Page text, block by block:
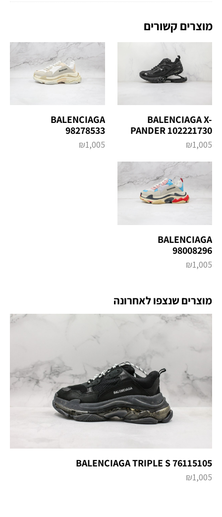
מוצרים קשורים
BALENCIAGA X-
PANDER 102221730
₪1,005
BALENCIAGA
98278533
₪1,005
BALENCIAGA
98008296
₪1,005
מוצרים שנצפו לאחרונה
BALENCIAGA TRIPLE S 76115105
₪1,005